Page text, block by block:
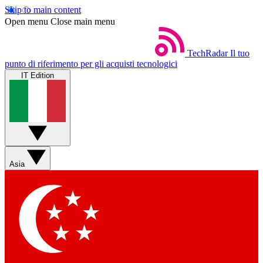
Skip to main content
Open menu Close main menu
TechRadar Il tuo
punto di riferimento per gli acquisti tecnologici
IT Edition
Asia